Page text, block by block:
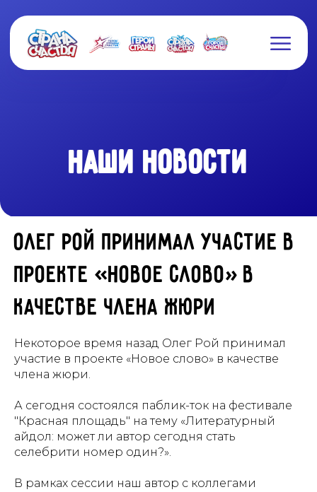
Олег Рой принимал участие в
проекте «Новое слово» в
качестве члена жюри
Некоторое время назад Олег Рой принимал
участие в проекте «Новое слово» в качестве
члена жюри.
А сегодня состоялся паблик-ток на фестивале
"Красная площадь" на тему «Литературный
айдол: может ли автор сегодня стать
селебрити номер один?».
В рамках сессии наш автор с коллегами